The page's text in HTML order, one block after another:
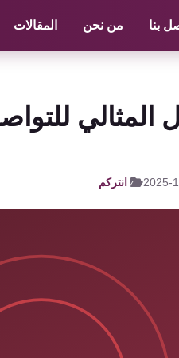
بنا من نحن المقالات
المثالي
انتركم